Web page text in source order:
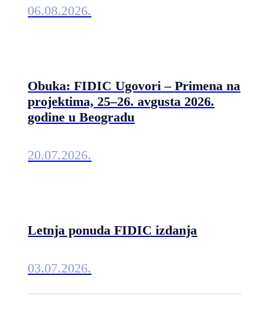
06.08.2026.
Obuka: FIDIC Ugovori – Primena na
projektima, 25–26. avgusta 2026.
godine u Beogradu
20.07.2026.
Letnja ponuda FIDIC izdanja
03.07.2026.